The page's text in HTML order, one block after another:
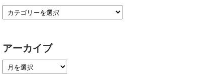
アーカイブ